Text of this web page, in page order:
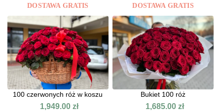
DOSTAWA GRATIS DOSTAWA GRATIS
100 czerwonych róż w koszu
1,949.00zł
Bukiet 100 róż
1,685.00 zł